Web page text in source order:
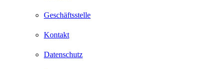
Geschäftsstelle
Kontakt
Datenschutz